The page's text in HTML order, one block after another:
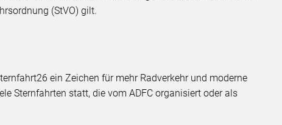
(StVO) gilt.
ein Zeichen für mehr Radverkehr und moderne
Sternfahrten statt, die vom ADFC organisiert oder als